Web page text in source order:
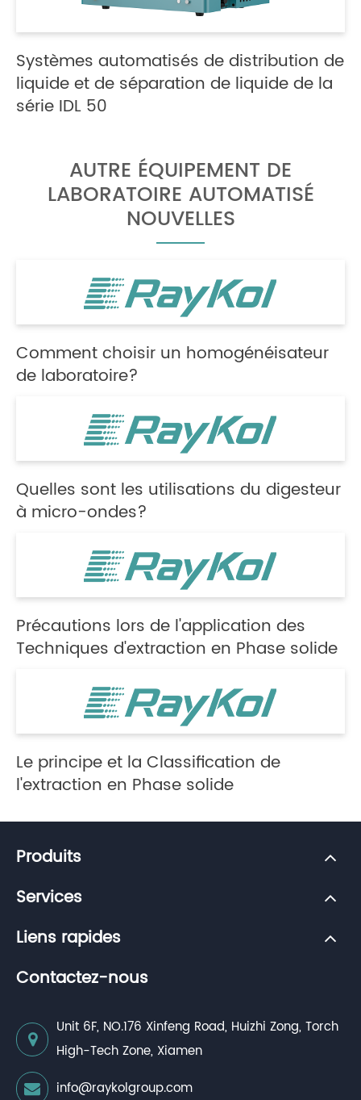
Systèmes automatisés de distribution de
liquide et de séparation de liquide de la
série IDL 50
AUTRE ÉQUIPEMENT DE
LABORATOIRE AUTOMATISÉ
NOUVELLES
Comment choisir un homogénéisateur
de laboratoire?
Quelles sont les utilisations du digesteur
à micro-ondes?
Précautions lors de l'application des
Techniques d'extraction en Phase solide
Le principe et la Classification de
l'extraction en Phase solide
Produits
Services
Liens rapides
Contactez-nous
Unit 6F, NO.176 Xinfeng Road, Huizhi Zong, Torch
High-Tech Zone, Xiamen
info@raykolgroup.com